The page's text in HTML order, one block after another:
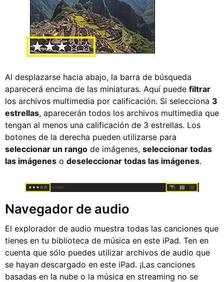
Al desplazarse hacia abajo, la barra de búsqueda
aparecerá encima de las miniaturas. Aquí puede filtrar
los archivos multimedia por calificación. Si selecciona 3
estrellas, aparecerán todos los archivos multimedia que
tengan al menos una calificación de 3 estrellas. Los
botones de la derecha pueden utilizarse para
seleccionar un rango de imágenes, seleccionar todas
las imágenes o deseleccionar todas las imágenes.
Navegador de audio
El explorador de audio muestra todas las canciones que
tienes en tu biblioteca de música en este iPad. Ten en
cuenta que sólo puedes utilizar archivos de audio que
se hayan descargado en este iPad. ¡Las canciones
basadas en la nube o la música en streaming no se